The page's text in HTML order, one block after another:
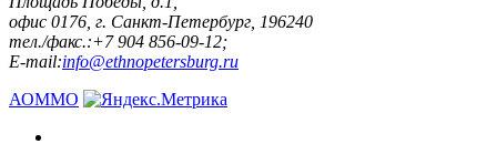
офис 0176, г. Санкт-Петербург, 196240
тел./факс.:+7 904 856-09-12;
E-mail:info@ethnopetersburg.ru
АОММО